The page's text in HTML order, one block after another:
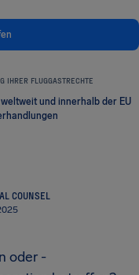
IHRER FLUGGASTRECHTE
und innerhalb der EU
COUNSEL
oder -